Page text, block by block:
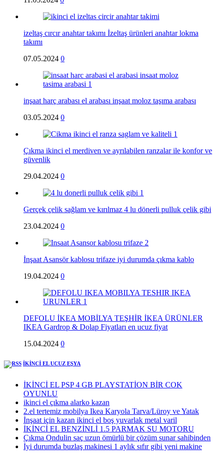
izeltaş cırcır anahtar takımı İzeltaş ürünleri anahtar lokma
takımı
07.05.2024 0
inşaat harç arabası el arabası inşaat moloz taşıma arabası
03.05.2024 0
Çıkma ikinci el merdiven ve ayrılabilen ranzalar ile konfor ve
güvenlik
29.04.2024 0
Gerçek çelik sağlam ve kırılmaz 4 lu dönerli pulluk çelik gibi
23.04.2024 0
İnşaat Asansör kablosu trifaze iyi durumda çıkma kablo
19.04.2024 0
DEFOLU İKEA MOBİLYA TEŞHİR İKEA ÜRÜNLER
IKEA Gardrop & Dolap Fiyatları en ucuz fiyat
15.04.2024 0
İKİNCİ EL UCUZ EŞYA
İKİNCİ EL PSP 4 GB PLAYSTATİON BİR COK
OYUNLU
ikinci el çıkma alarko kazan
2.el tertemiz mobilya Ikea Karyola Tarva/Lüroy ve Yatak
İnşaat için kazan ikinci el boş yuvarlak metal varil
İKİNCİ EL BENZİNLİ 1.5 PARMAK SU MOTORU
Çıkma Ondulin saç uzun ömürlü bir çözüm sunar sahibinden
İyi durumda buzlaş makinesi 1 aylık sıfır gibi yeni makine